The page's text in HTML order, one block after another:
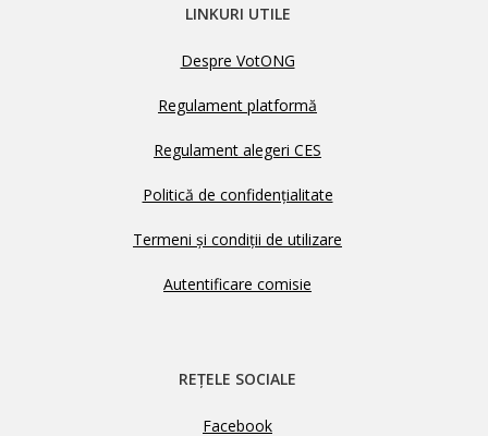
LINKURI UTILE
Despre VotONG
Regulament platformă
Regulament alegeri CES
Politică de confidențialitate
Termeni și condiții de utilizare
Autentificare comisie
REȚELE SOCIALE
Facebook